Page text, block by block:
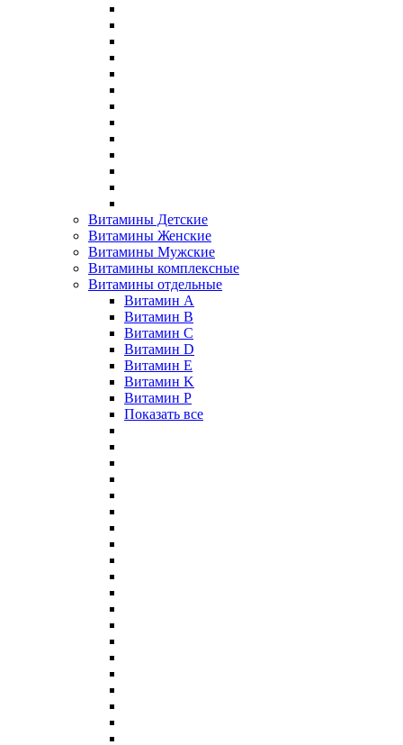
Витамины Детские
Витамины Женские
Витамины Мужские
Витамины комплексные
Витамины отдельные
Витамин A
Витамин B
Витамин C
Витамин D
Витамин E
Витамин K
Витамин P
Показать все